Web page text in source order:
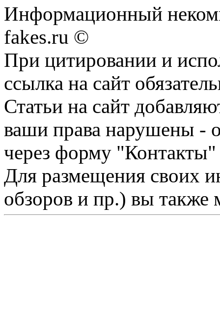
Информационный
fakes.ru ©
При цитировании и
ссылка на сайт
Статьи на сайт
ваши права нарушены -
через форму "Контакты"
Для размещения своих
обзоров и пр.) вы также